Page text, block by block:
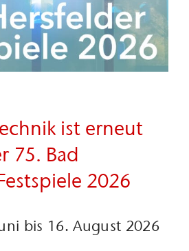
ist erneut
75. Bad
2026
bis 16. August 2026